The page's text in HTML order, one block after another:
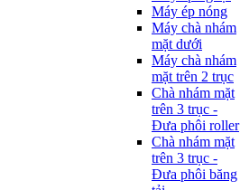
Máy ép nóng
Máy chà nhám
mặt dưới
Máy chà nhám
mặt trên 2 trục
Chà nhám mặt
trên 3 trục -
Đưa phôi roller
Chà nhám mặt
trên 3 trục -
Đưa phôi băng